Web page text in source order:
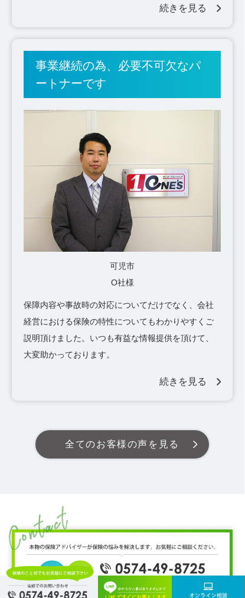
続きを見る
事業継続の為、必要不可欠なパ
ートナーです
可児市
O社様
保障内容や事故時の対応についてだけでなく、会社
経営における保険の特性についてもわかりやすくご
説明頂けました。いつも有益な情報提供を頂けて、
大変助かっております。
続きを見る
全てのお客様の声を見る